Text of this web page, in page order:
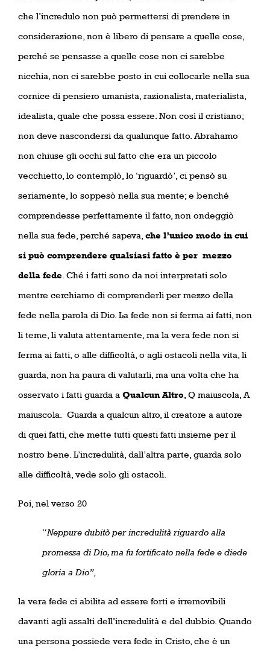
che l’incredulo non può permettersi di prendere in
considerazione, non è libero di pensare a quelle cose,
perché se pensasse a quelle cose non ci sarebbe
nicchia, non ci sarebbe posto in cui collocarle nella sua
cornice di pensiero umanista, razionalista, materialista,
idealista, quale che possa essere. Non così il cristiano;
non deve nascondersi da qualunque fatto. Abrahamo
non chiuse gli occhi sul fatto che era un piccolo
vecchietto, lo contemplò, lo ‘riguardò’, ci pensò su
seriamente, lo soppesò nella sua mente; e benché
comprendesse perfettamente il fatto, non ondeggiò
nella sua fede, perché sapeva, che l’unico modo in cui
si può comprendere qualsiasi fatto è per mezzo
della fede . Ché i fatti sono da noi interpretati solo
mentre cerchiamo di comprenderli per mezzo della
fede nella parola di Dio. La fede non si ferma ai fatti, non
li teme, li valuta attentamente, ma la vera fede non si
ferma ai fatti, o alle difficoltà, o agli ostacoli nella vita, li
guarda, non ha paura di valutarli, ma una volta che ha
osservato i fatti guarda a Qualcun Altro , Q maiuscola, A
maiuscola.
Guarda a qualcun altro, il creatore a autore
di quei fatti, che mette tutti questi fatti insieme per il
nostro bene. L’incredulità, dall’altra parte, guarda solo
alle difficoltà, vede solo gli ostacoli.
Poi, nel verso 20
“Neppure dubitò per incredulità riguardo alla
promessa di Dio, ma fu fortificato nella fede e diede
gloria a Dio”,
la vera fede ci abilita ad essere forti e irremovibili
davanti agli assalti dell’incredulità e del dubbio. Quando
una persona possiede vera fede in Cristo, che è un